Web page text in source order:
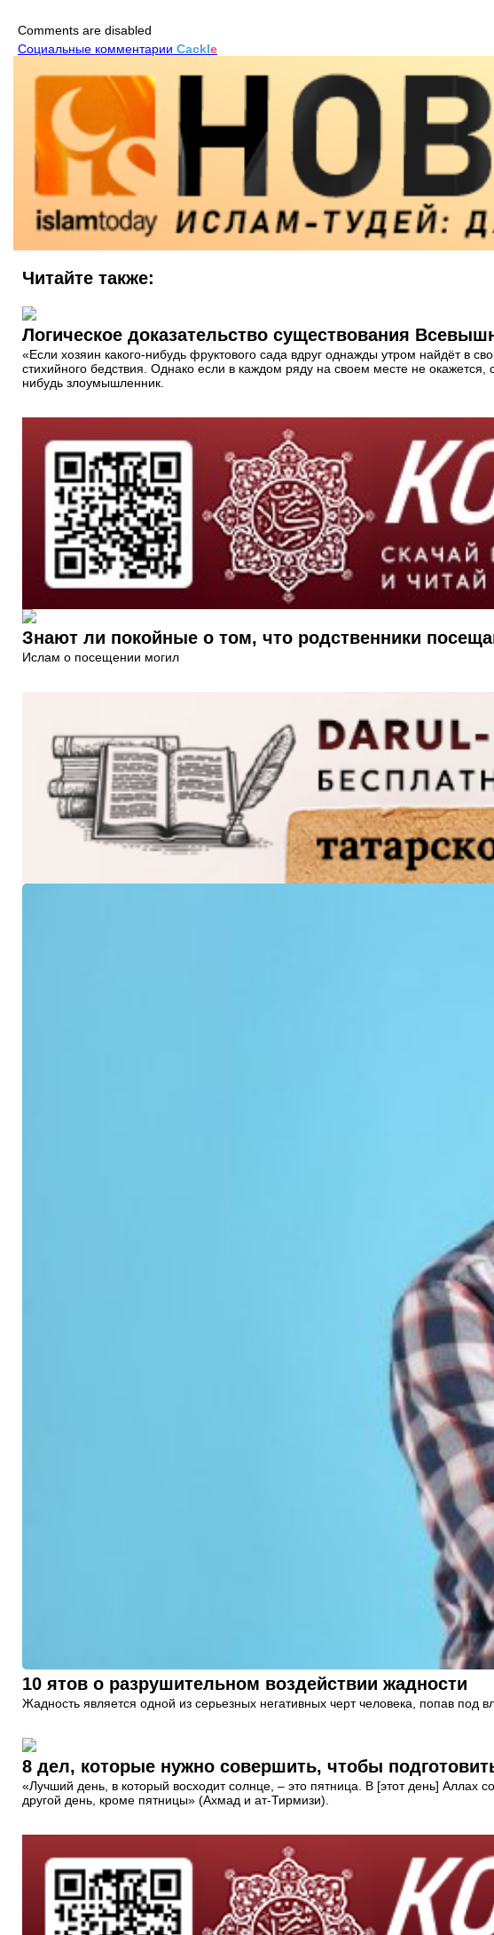
Comments are disabled
Социальные комментарии Cackle
Читайте также:
Логическое доказательство существования
«Если хозяин какого-нибудь фруктового сада вдруг однажды утром найдёт в
стихийного бедствия. Однако если в каждом ряду на своем месте не окажется,
нибудь злоумышленник.
Знают ли покойные о том, что родственники
Ислам о посещении могил
10 ятов о разрушительном воздействии жадности
Жадность является одной из серьезных негативных черт человека, попав под
8 дел, которые нужно совершить, чтобы
«Лучший день, в который восходит солнце, – это пятница. В [этот день] Аллах
другой день, кроме пятницы» (Ахмад и ат-Тирмизи).